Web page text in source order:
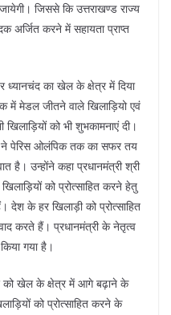
जिससे कि उत्तराखण्ड राज्य
अर्जित करने में सहायता प्राप्त
ध्यानचंद का खेल के क्षेत्र में दिया
में मेडल जीतने वाले खिलाड़ियो एवं
को भी शुभकामनाएं दी।
ने पेरिस ओलंपिक तक का सफर तय
है। उन्होंने कहा प्रधानमंत्री श्री
को प्रोत्साहित करने हेतु
देश के हर खिलाड़ी को प्रोत्साहित
करते हैं। प्रधानमंत्री के नेतृत्व
गया है।
को खेल के क्षेत्र में आगे बढ़ाने के
को प्रोत्साहित करने के